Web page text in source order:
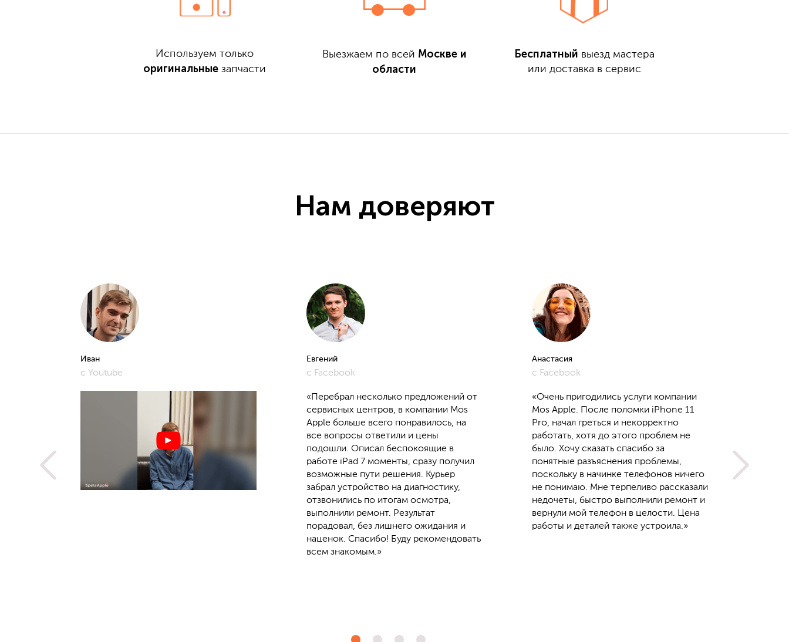
Используем только
оригинальные запчасти
Выезжаем по всей Москве и
области
Бесплатный выезд мастера
или доставка в сервис
Нам доверяют
Иван
с Youtube
Евгений
с Facebook
«Перебрал несколько предложений от
сервисных центров, в компании Mos
Apple больше всего понравилось, на
все вопросы ответили и цены
подошли. Описал беспокоящие в
работе iPad 7 моменты, сразу получил
возможные пути решения. Курьер
забрал устройство на диагностику,
отзвонились по итогам осмотра,
выполнили ремонт. Результат
порадовал, без лишнего ожидания и
наценок. Спасибо! Буду рекомендовать
всем знакомым.»
Анастасия
с Facebook
«Очень пригодились услуги компании
Mos Apple. После поломки iPhone 11
Pro, начал греться и некорректно
работать, хотя до этого проблем не
было. Хочу сказать спасибо за
понятные разъяснения проблемы,
поскольку в начинке телефонов ничего
не понимаю. Мне терпеливо рассказали
недочеты, быстро выполнили ремонт и
вернули мой телефон в целости. Цена
работы и деталей также устроила.»